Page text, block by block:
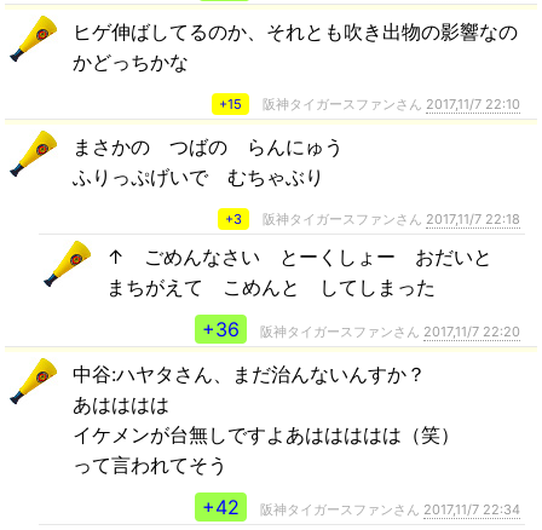
ヒゲ伸ばしてるのか、それとも吹き出物の影響なの
かどっちかな
+15 阪神タイガースファンさん 2017,11/7 22:10
まさかの つばの らんにゅう
ふりっぷげいで むちゃぶり
+3 阪神タイガースファンさん 2017,11/7 22:18
↑ ごめんなさい とーくしょー おだいと
まちがえて こめんと してしまった
+36
阪神タイガースファンさん 2017,11/7 22:20
中谷:ハヤタさん、まだ治んないんすか？
あはははは
イケメンが台無しですよあははははは（笑）
って言われてそう
+42
阪神タイガースファンさん 2017,11/7 22:34